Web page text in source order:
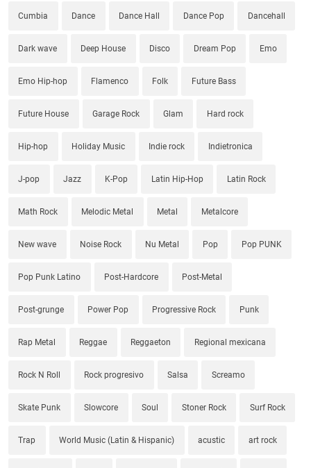
Cumbia Dance Dance Hall Dance Pop Dancehall
Dark wave Deep House Disco Dream Pop Emo
Emo Hip-hop Flamenco Folk Future Bass
Future House Garage Rock Glam Hard rock
Hip-hop Holiday Music Indie rock Indietronica
J-pop Jazz K-Pop Latin Hip-Hop Latin Rock
Math Rock Melodic Metal Metal Metalcore
New wave Noise Rock Nu Metal Pop Pop PUNK
Pop Punk Latino Post-Hardcore Post-Metal
Post-grunge Power Pop Progressive Rock Punk
Rap Metal Reggae Reggaeton Regional mexicana
Rock N Roll Rock progresivo Salsa Screamo
Skate Punk Slowcore Soul Stoner Rock Surf Rock
Trap World Music (Latin & Hispanic) acustic art rock